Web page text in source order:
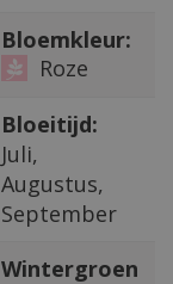
Bloemkleur:
Roze
Bloeitijd:
Juli,
Augustus,
September
Wintergroen